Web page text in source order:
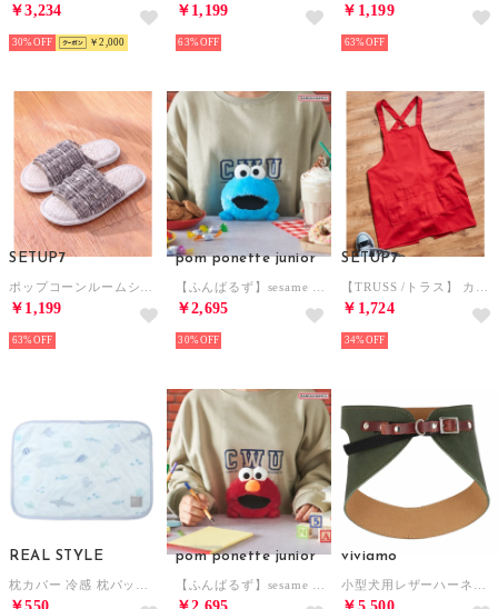
￥3,234
30% ￥2,000
￥1,199
63%
￥1,199
63%
SETUP7
￥1,199
63%
pom ponette junior
￥2,695
30%
SETUP7
￥1,724
34%
REAL STYLE pom ponette junior viviamo